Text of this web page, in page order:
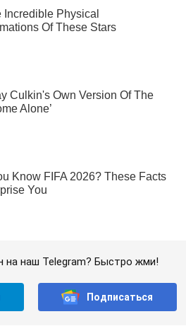
на наш Telegram? Быстро жми!
Подписаться